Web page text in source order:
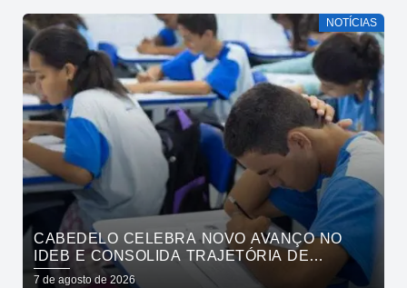
NOTÍCIAS
CABEDELO CELEBRA NOVO AVANÇO NO
IDEB E CONSOLIDA TRAJETÓRIA DE
CRESCIMENTO NA EDUCAÇÃO PÚBLICA
7 de agosto de 2026